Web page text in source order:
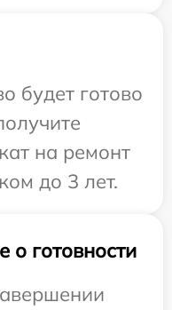
будет готово
на ремонт
до 3 лет.
готовности